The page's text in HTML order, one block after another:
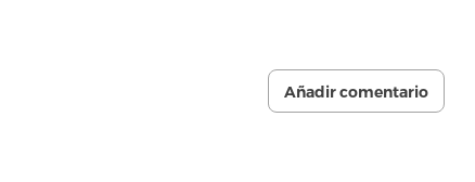
Añadir comentario